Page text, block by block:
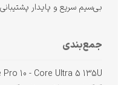
بی‌سیم سریع و پایدار
جمع‌بندی